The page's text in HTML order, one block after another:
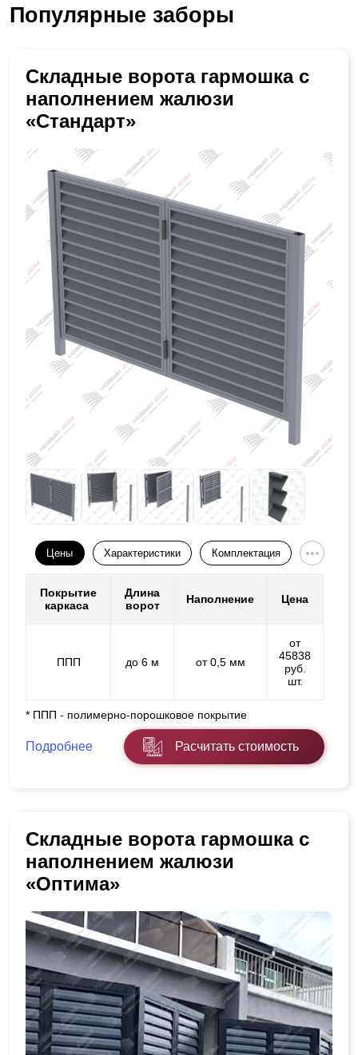
Популярные заборы
Складные ворота гармошка с
наполнением жалюзи
«Стандарт»
Цены Характеристики Комплектация
Покрытие
каркаса
Длина
ворот
Наполнение Цена
ППП до 6 м от 0,5 мм
от
45838
руб.
шт.
* ППП - полимерно-порошковое покрытие
Подробнее Расчитать стоимость
Складные ворота гармошка с
наполнением жалюзи
«Оптима»